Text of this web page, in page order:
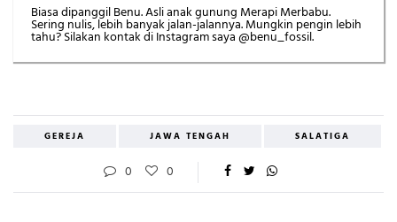
Biasa dipanggil Benu. Asli anak gunung Merapi Merbabu.
Sering nulis, lebih banyak jalan-jalannya. Mungkin pengin lebih
tahu? Silakan kontak di Instagram saya @benu_fossil.
GEREJA JAWA TENGAH SALATIGA
0 0